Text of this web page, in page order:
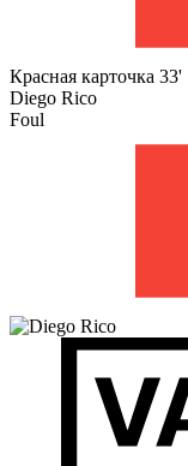
Красная карточка 33'
Diego Rico
Foul